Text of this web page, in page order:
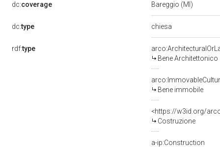
dc:coverage Bareggio (MI)
dc:type chiesa
rdf:type
Bene
Bene immobile
<https://w3id.org/
Costruzione
a-ip:Construction